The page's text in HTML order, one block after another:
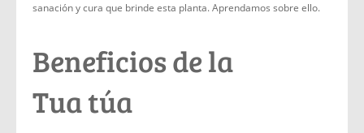
sanación y cura que brinde esta planta. Aprendamos sobre ello.
Beneficios de la
Tua túa